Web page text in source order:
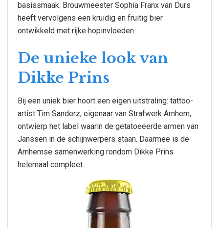
basissmaak. Brouwmeester Sophia Franx van Durs
heeft vervolgens een kruidig en fruitig bier
ontwikkeld met rijke hopinvloeden.
De unieke look van
Dikke Prins
Bij een uniek bier hoort een eigen uitstraling: tattoo-
artist Tim Sanderz, eigenaar van Strafwerk Arnhem,
ontwierp het label waarin de getatoeëerde armen van
Janssen in de schijnwerpers staan. Daarmee is de
Arnhemse samenwerking rondom Dikke Prins
helemaal compleet.